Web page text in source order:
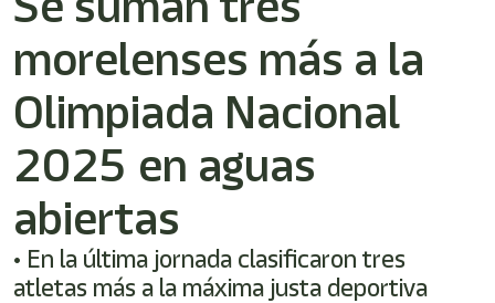
Este
lector
de
pantalla
ayudarle
navegar
morelenses más a la
Olimpiada Nacional
2025 en aguas
abiertas
• En la última jornada clasificaron tres
atletas más a la máxima justa deportiva